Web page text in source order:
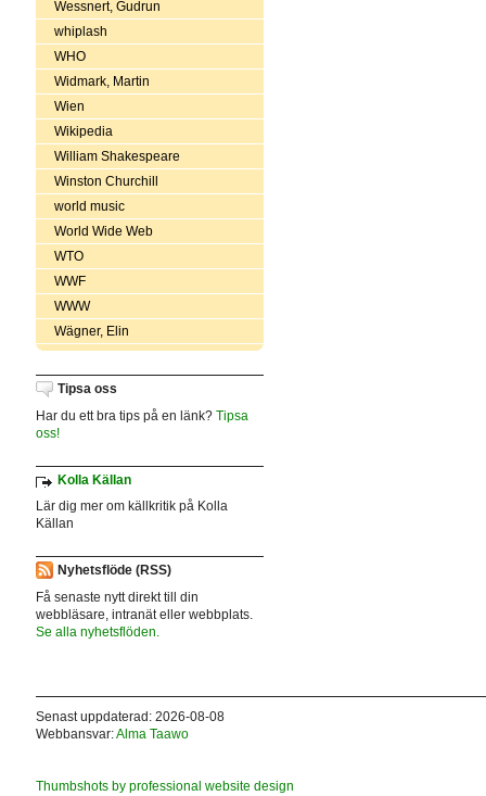
Wessnert, Gudrun
whiplash
WHO
Widmark, Martin
Wien
Wikipedia
William Shakespeare
Winston Churchill
world music
World Wide Web
WTO
WWF
WWW
Wägner, Elin
Tipsa oss
Har du ett bra tips på en länk? Tipsa
oss!
Kolla Källan
Lär dig mer om källkritik på Kolla
Källan
Nyhetsflöde (RSS)
Få senaste nytt direkt till din
webbläsare, intranät eller webbplats.
Se alla nyhetsflöden.
Senast uppdaterad: 2026-08-08
Webbansvar:Alma Taawo
Thumbshots by professional website design